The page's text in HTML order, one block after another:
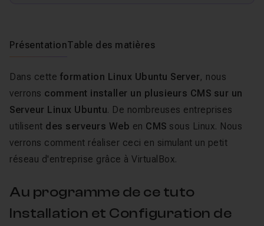
PrésentationTable des matières
Dans cette formation Linux Ubuntu Server, nous
verrons comment installer un plusieurs CMS sur un
Serveur Linux Ubuntu. De nombreuses entreprises
utilisent des serveurs Web en CMS sous Linux. Nous
verrons comment réaliser ceci en simulant un petit
réseau d'entreprise grâce à VirtualBox.
Au programme de ce tuto
Installation et Configuration de